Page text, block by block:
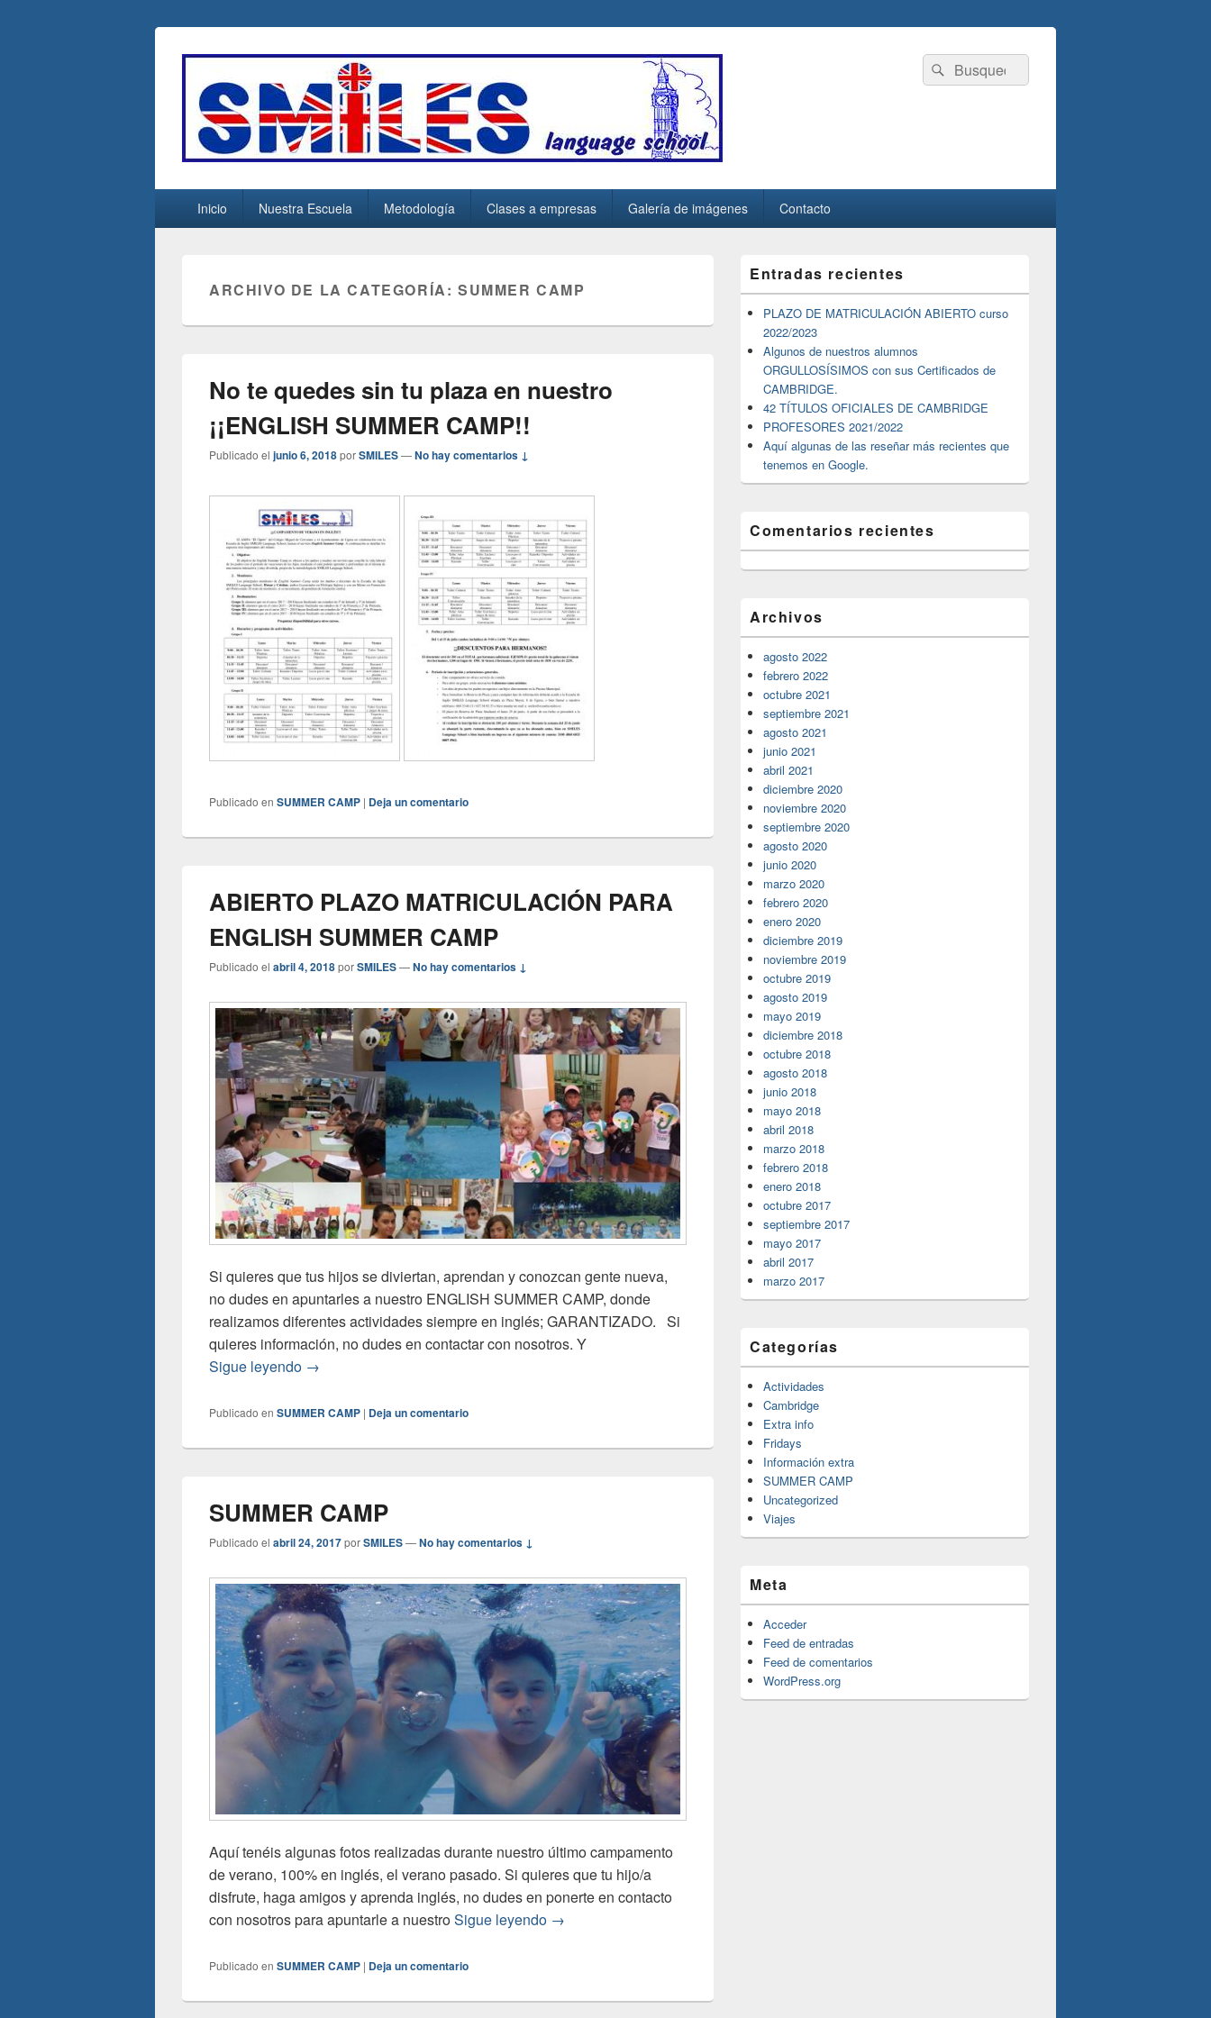
escuelasmiles.es
Buscar
por:
Buscar
principalInicio Nuestra Escuela Metodología Clases a empresas Galería de imágenes Contacto
ARCHIVO DE LA CATEGORÍA:SUMMER CAMP
No te quedes sin tu plaza en nuestro
¡¡ENGLISH SUMMER CAMP!!
Publicado el junio 6, 2018porSMILES—No hay comentarios ↓
Publicado en SUMMER CAMP | Deja un comentario
ABIERTO PLAZO MATRICULACIÓN PARA
ENGLISH SUMMER CAMP
Publicado el abril 4, 2018porSMILES—No hay comentarios ↓
Si quieres que tus hijos se diviertan, aprendan y conozcan gente nueva,
no dudes en apuntarles a nuestro ENGLISH SUMMER CAMP, donde
realizamos diferentes actividades siempre en inglés; GARANTIZADO. Si
quieres información, no dudes en contactar con nosotros. Y
Sigue leyendo ABIERTO PLAZO MATRICULACIÓN PARA ENGLISH SUMMER CAMP
→
Publicado en SUMMER CAMP | Deja un comentario
SUMMER CAMP
Publicado el abril 24, 2017porSMILES—No hay comentarios ↓
Aquí tenéis algunas fotos realizadas durante nuestro último campamento
de verano, 100% en inglés, el verano pasado. Si quieres que tu hijo/a
disfrute, haga amigos y aprenda inglés, no dudes en ponerte en contacto
con nosotros para apuntarle a nuestroSigue leyendo SUMMER CAMP
→
Publicado en SUMMER CAMP | Deja un comentario
área
de
widget
barra
lateral
primaria
Entradas recientes
PLAZO DE MATRICULACIÓN ABIERTO curso
2022/2023
Algunos de nuestros alumnos
ORGULLOSÍSIMOS con sus Certificados de
CAMBRIDGE.
42 TÍTULOS OFICIALES DE CAMBRIDGE
PROFESORES 2021/2022
Aquí algunas de las reseñar más recientes que
tenemos en Google.
Comentarios recientes
Archivos
agosto 2022
febrero 2022
octubre 2021
septiembre 2021
agosto 2021
junio 2021
abril 2021
diciembre 2020
noviembre 2020
septiembre 2020
agosto 2020
junio 2020
marzo 2020
febrero 2020
enero 2020
diciembre 2019
noviembre 2019
octubre 2019
agosto 2019
mayo 2019
diciembre 2018
octubre 2018
agosto 2018
junio 2018
mayo 2018
abril 2018
marzo 2018
febrero 2018
enero 2018
octubre 2017
septiembre 2017
mayo 2017
abril 2017
marzo 2017
Categorías
Actividades
Cambridge
Extra info
Fridays
Información extra
SUMMER CAMP
Uncategorized
Viajes
Meta
Acceder
Feed de entradas
Feed de comentarios
WordPress.org